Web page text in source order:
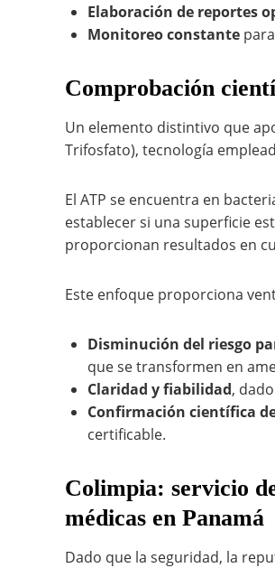
Elaboración de reportes
Monitoreo constante
Comprobación
Un elemento distintivo que
Trifosfato), tecnología
El ATP se encuentra en
establecer si una superficie
proporcionan resultados en
Este enfoque proporciona
Disminución del riesgo
que se transformen en
Claridad y fiabilidad,
Confirmación científica
certificable.
Colimpia: servicio
médicas en Panamá
Dado que la seguridad, la